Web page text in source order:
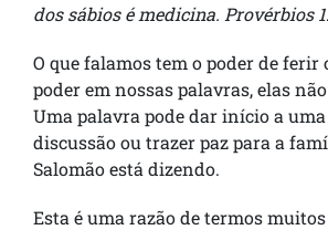
dos sábios é medicina. Provérbios
O que falamos tem o poder de ferir
poder em nossas palavras, elas
Uma palavra pode dar início a
discussão ou trazer paz para a
Salomão está dizendo.
Esta é uma razão de termos